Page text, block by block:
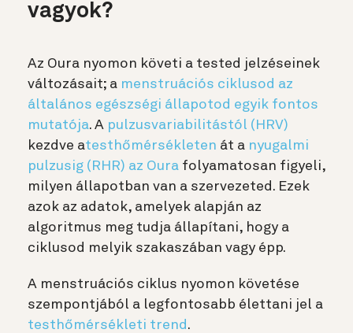
vagyok?
Az Oura nyomon követi a tested jelzéseinek
változásait; a menstruációs ciklusod az
általános egészségi állapotod egyik fontos
mutatója. A pulzusvariabilitástól (HRV)
kezdve atesthőmérsékleten át a nyugalmi
pulzusig (RHR) az Oura folyamatosan figyeli,
milyen állapotban van a szervezeted. Ezek
azok az adatok, amelyek alapján az
algoritmus meg tudja állapítani, hogy a
ciklusod melyik szakaszában vagy épp.
A menstruációs ciklus nyomon követése
szempontjából a legfontosabb élettani jel a
testhőmérsékleti trend .